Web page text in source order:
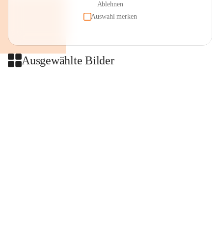
Ablehnen
Auswahl merken
Ausgewählte Bilder